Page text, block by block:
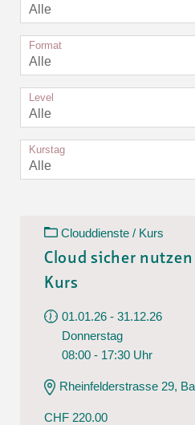
Alle
Format
Alle
Level
Alle
Kurstag
Alle
Clouddienste / Kurs
Cloud sicher
Kurs
01.01.26 - 31.12.26
Donnerstag
08:00 - 17:30 Uhr
Rheinfelderstrasse 29,
CHF 220.00